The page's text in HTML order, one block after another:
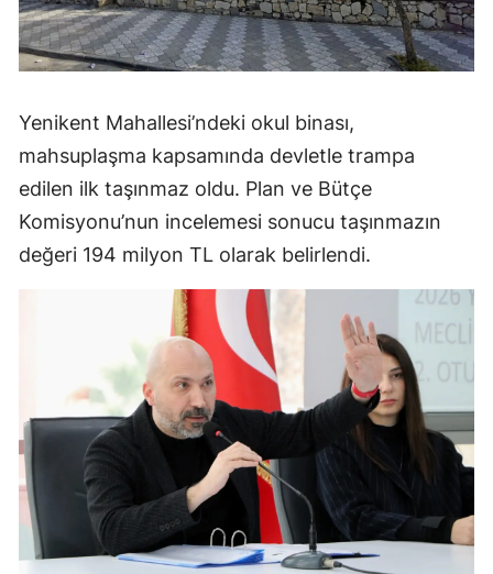
Yenikent Mahallesi’ndeki okul binası,
mahsuplaşma kapsamında devletle trampa
edilen ilk taşınmaz oldu. Plan ve Bütçe
Komisyonu’nun incelemesi sonucu taşınmazın
değeri 194 milyon TL olarak belirlendi.